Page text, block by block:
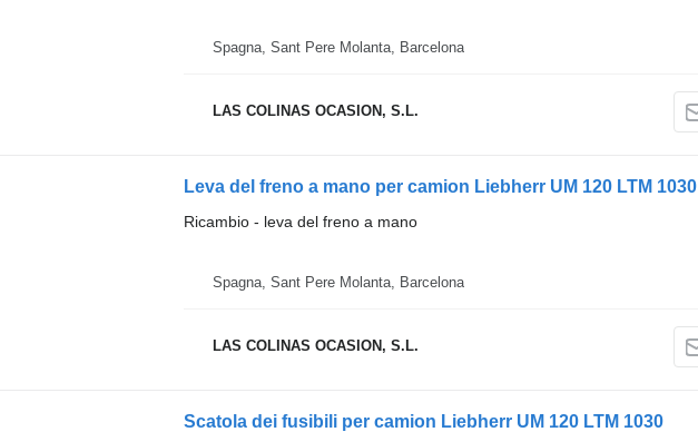
Spagna, Sant Pere Molanta, Barcelona
LAS COLINAS OCASION, S.L.
Leva del freno a mano per camion Liebherr UM 120 LTM 1030
Ricambio - leva del freno a mano
Spagna, Sant Pere Molanta, Barcelona
LAS COLINAS OCASION, S.L.
Scatola dei fusibili per camion Liebherr UM 120 LTM 1030